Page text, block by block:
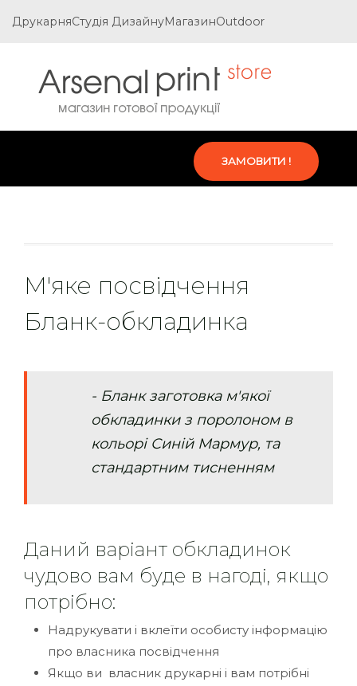
ДрукарняСтудія ДизайнуМагазинOutdoor
ЗАМОВИТИ !
М'яке посвідчення
Бланк-обкладинка
- Бланк заготовка м'якої
обкладинки з поролоном в
кольорі Синій Мармур, та
стандартним тисненням
Даний варіант обкладинок
чудово вам буде в нагоді, якщо
потрібно:
Надрукувати і вклеїти особисту інформацію
про власника посвідчення
Якщо ви власник друкарні і вам потрібні